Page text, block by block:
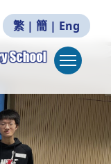
繁 | 簡 | Eng